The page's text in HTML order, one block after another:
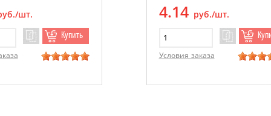
шт.
Купить
4.14 руб./шт.
Условия заказа